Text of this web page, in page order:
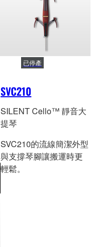
SVC210
已停產
SILENT Cello™ 靜音大
提琴
SVC210的流線簡潔外型
與支撐琴腳讓搬運時更
輕鬆。